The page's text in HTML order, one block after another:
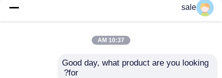
سلك الفولاذ المعدني
sale
10:37 AM
Good day, what product are you looking
for?